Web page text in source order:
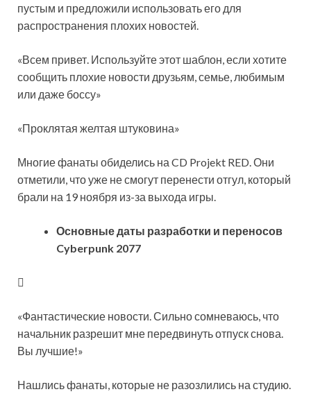
пустым и предложили использовать его для
распространения плохих новостей.
«Всем привет. Используйте этот шаблон, если хотите
сообщить плохие новости друзьям, семье, любимым
или даже боссу»
«Проклятая желтая штуковина»
Многие фанаты обиделись на CD Projekt RED. Они
отметили, что уже не смогут перенести отгул, который
брали на 19 ноября из-за выхода игры.
Основные даты разработки и переносов
Cyberpunk 2077
«Фантастические новости. Сильно сомневаюсь, что
начальник разрешит мне передвинуть отпуск снова.
Вы лучшие!»
Нашлись фанаты, которые не разозлились на студию.